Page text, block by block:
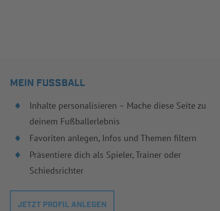
MEIN FUSSBALL
Inhalte personalisieren – Mache diese Seite zu
deinem Fußballerlebnis
Favoriten anlegen, Infos und Themen filtern
Präsentiere dich als Spieler, Trainer oder
Schiedsrichter
JETZT PROFIL ANLEGEN